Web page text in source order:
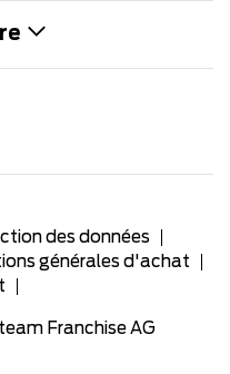
des données
générales d'achat
Franchise AG